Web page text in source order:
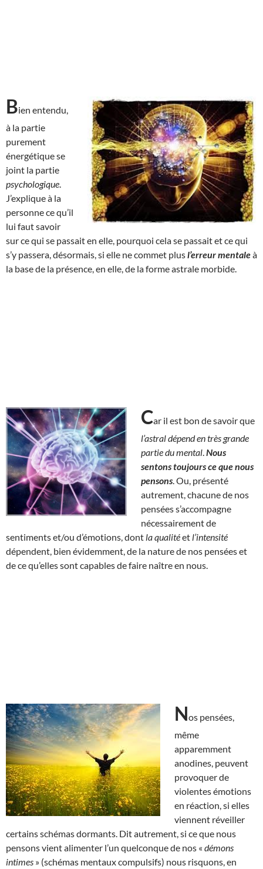
Bien entendu,
à la partie
purement
énergétique se
joint la partie
psychologique
J’explique à la
personne ce qu’il
lui faut savoir
sur ce qui se passait en elle, pourquoi cela se passait et ce qui
s’y passera, désormais, si elle ne commet plusl’erreur mentaleà
la base de la présence, en elle, de la forme astrale morbide.
Car il est bon de savoir que
l’astral dépend en très grande
partie du mental Nous
sentons toujours ce que nous
pensons . Ou, présenté
autrement, chacune de nos
pensées s’accompagne
nécessairement de
sentiments et/ou d’émotions, dont la qualitéet l’intensité
dépendent, bien évidemment, de la nature de nos pensées et
de ce qu’elles sont capables de faire naître en nous.
Nos pensées,
même
apparemment
anodines, peuvent
provoquer de
violentes émotions
en réaction, si elles
viennent réveiller
certains schémas dormants. Dit autrement, si ce que nous
pensons vient alimenter l’un quelconque de nos « démons
intimes » (schémas mentaux compulsifs) nous risquons, en